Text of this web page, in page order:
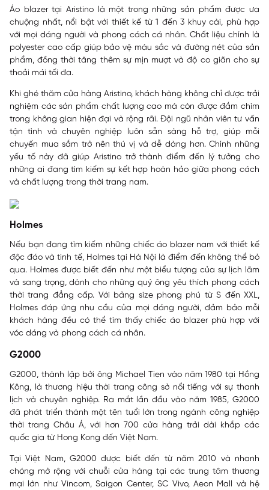
Áo blazer tại Aristino là một trong những sản phẩm được ưa
chuộng nhất, nổi bật với thiết kế từ 1 đến 3 khuy cài, phù hợp
với mọi dáng người và phong cách cá nhân. Chất liệu chính là
polyester cao cấp giúp bảo vệ màu sắc và đường nét của sản
phẩm, đồng thời tăng thêm sự mịn mượt và độ co giãn cho sự
thoải mái tối đa.
Khi ghé thăm cửa hàng Aristino, khách hàng không chỉ được trải
nghiệm các sản phẩm chất lượng cao mà còn được đắm chìm
trong không gian hiện đại và rộng rãi. Đội ngũ nhân viên tư vấn
tận tình và chuyên nghiệp luôn sẵn sàng hỗ trợ, giúp mỗi
chuyến mua sắm trở nên thú vị và dễ dàng hơn. Chính những
yếu tố này đã giúp Aristino trở thành điểm đến lý tưởng cho
những ai đang tìm kiếm sự kết hợp hoàn hảo giữa phong cách
và chất lượng trong thời trang nam.
Holmes
Nếu bạn đang tìm kiếm những chiếc áo blazer nam với thiết kế
độc đáo và tinh tế, Holmes tại Hà Nội là điểm đến không thể bỏ
qua. Holmes được biết đến như một biểu tượng của sự lịch lãm
và sang trọng, dành cho những quý ông yêu thích phong cách
thời trang đẳng cấp. Với bảng size phong phú từ S đến XXL,
Holmes đáp ứng nhu cầu của mọi dáng người, đảm bảo mỗi
khách hàng đều có thể tìm thấy chiếc áo blazer phù hợp với
vóc dáng và phong cách cá nhân.
G2000
G2000, thành lập bởi ông Michael Tien vào năm 1980 tại Hồng
Kông, là thương hiệu thời trang công sở nổi tiếng với sự thanh
lịch và chuyên nghiệp. Ra mắt lần đầu vào năm 1985, G2000
đã phát triển thành một tên tuổi lớn trong ngành công nghiệp
thời trang Châu Á, với hơn 700 cửa hàng trải dài khắp các
quốc gia từ Hong Kong đến Việt Nam.
Tại Việt Nam, G2000 được biết đến từ năm 2010 và nhanh
chóng mở rộng với chuỗi cửa hàng tại các trung tâm thương
mại lớn như Vincom, Saigon Center, SC Vivo, Aeon Mall và hệ